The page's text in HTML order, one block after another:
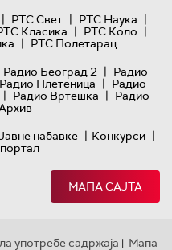
| РТС Свет | РТС Наука |
Класика | РТС Коло |
| РТС Полетарац
Радио Београд 2 | Радио
Радио Плетеница | Радио
| Радио Вртешка | Радио
набавке | Конкурси |
МАПА САЈТА
употребе садржаја | Мапа